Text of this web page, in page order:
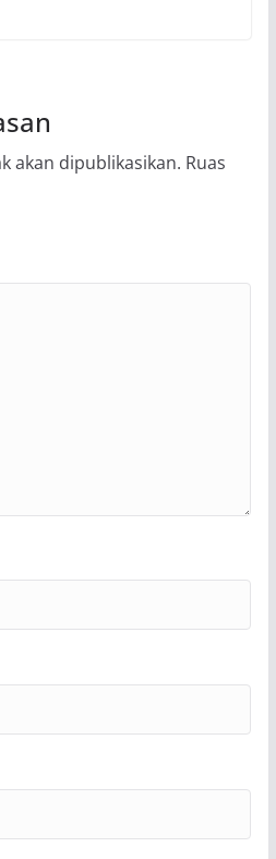
akan dipublikasikan. Ruas